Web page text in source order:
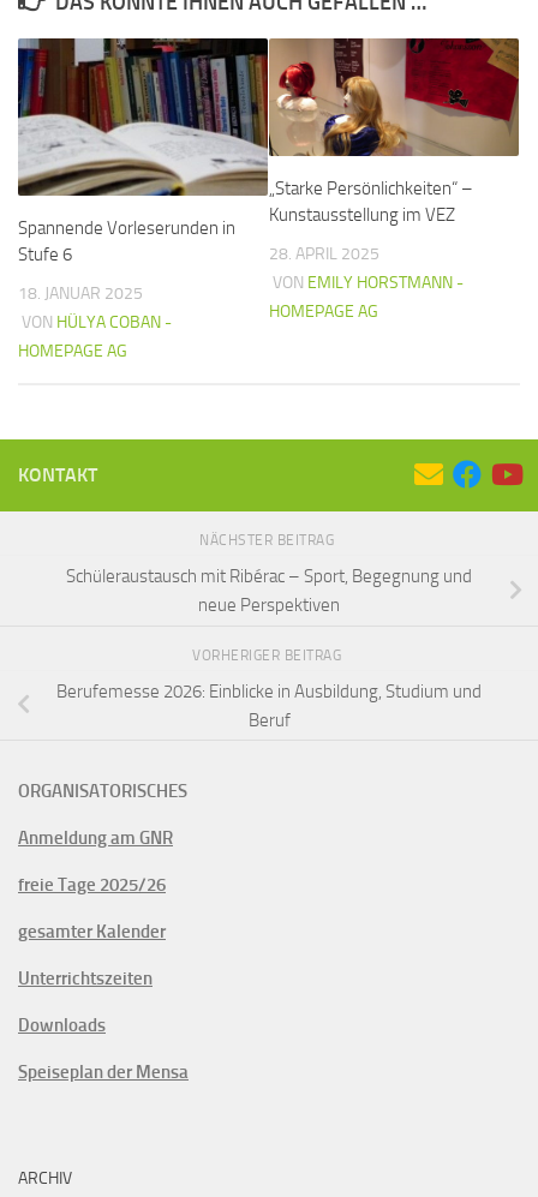
Spannende Vorleserunden in
Stufe 6
18. JANUAR 2025
VON HÜLYA COBAN -
HOMEPAGE AG
„Starke Persönlichkeiten“ –
Kunstausstellung im VEZ
28. APRIL 2025
VON EMILY HORSTMANN -
HOMEPAGE AG
KONTAKT
NÄCHSTER BEITRAG
Schüleraustausch mit Ribérac – Sport, Begegnung und
neue Perspektiven
VORHERIGER BEITRAG
Berufemesse 2026: Einblicke in Ausbildung, Studium und
Beruf
ORGANISATORISCHES
Anmeldung am GNR
freie Tage 2025/26
gesamter Kalender
Unterrichtszeiten
Downloads
Speiseplan der Mensa
ARCHIV